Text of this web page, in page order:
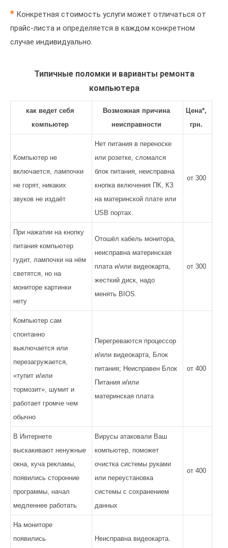
* Конкретная стоимость услуги может отличаться от
прайс-листа и определяется в каждом конкретном
случае индивидуально.
Типичные поломки и варианты ремонта
компьютера
как ведет себя
компьютер
Возможная причина
неисправности
Цена*,
грн.
Компьютер не
включается, лампочки
не горят, никаких
звуков не издаёт
Нет питания в переноске
или розетке, сломался
блок питания, неисправна
кнопка включения ПК, КЗ
на материнской плате или
USB портах.
от 300
При нажатии на кнопку
питания компьютер
гудит, лампочки на нём
светятся, но на
мониторе картинки
нету
Отошёл кабель монитора,
неисправна материнская
плата и/или видеокарта,
жесткий диск, надо
менять BIOS.
от 300
Компьютер сам
спонтанно
выключается или
перезагружается,
«тупит и/или
тормозит», шумит и
работает громче чем
обычно
Перегреваются процессор
и/или видеокарта, Блок
питания; Неисправен Блок
Питания и/или
материнская плата
от 400
В Интернете
выскакивают ненужные
окна, куча рекламы,
появились сторонние
программы, начал
медленнее работать
Вирусы атаковали Ваш
компьютер, поможет
очистка системы руками
или переустановка
системы с сохранением
данных
от 400
На мониторе
появились
Неисправна видеокарта.